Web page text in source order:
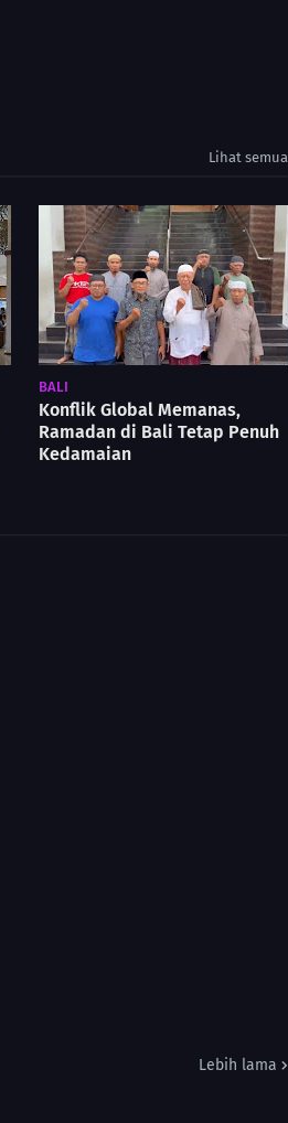
Lihat semua
BALI
Konflik Global Memanas,
Ramadan di Bali Tetap Penuh
Kedamaian
Lebih lama